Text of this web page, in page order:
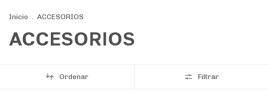
Inicio . ACCESORIOS
ACCESORIOS
Ordenar Filtrar